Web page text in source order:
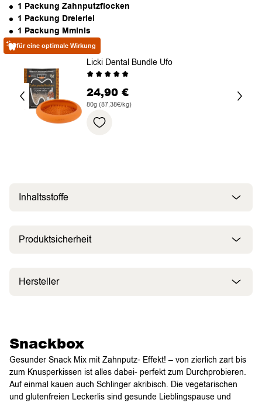
1 Packung Zahnputzflocken
1 Packung Dreierlei
1 Packung Mminis
für eine optimale Wirkung
Licki Dental Bundle Ufo
24,90 €
80g (87,38€/kg)
Inhaltsstoffe
Produktsicherheit
Hersteller
Snackbox
Gesunder Snack Mix mit Zahnputz- Effekt! – von zierlich zart bis
zum Knusperkissen ist alles dabei- perfekt zum Durchprobieren.
Auf einmal kauen auch Schlinger akribisch. Die vegetarischen
und glutenfreien Leckerlis sind gesunde Lieblingspause und